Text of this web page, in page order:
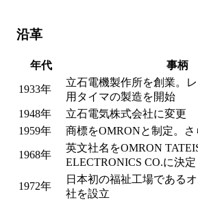
沿革
年代 事柄
1933年
立石電機製作所を創業。
用タイマの製造を開始
1948年
立石電気株式会社に変更
1959年
商標をOMRONと制定。
1968年
英文社名をOMRON
ELECTRONICS CO.に決定
1972年
日本初の福祉工場である
社を設立